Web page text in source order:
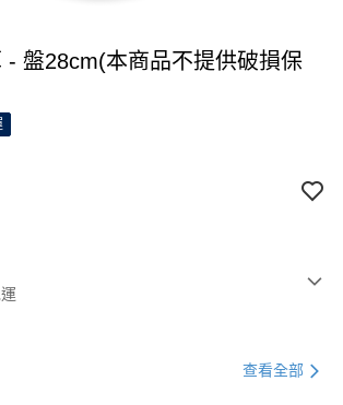
- 盤28cm(本商品不提供破損保
查看全部